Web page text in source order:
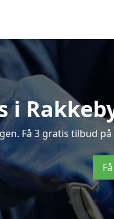
i
Få 3 gratis tilbud